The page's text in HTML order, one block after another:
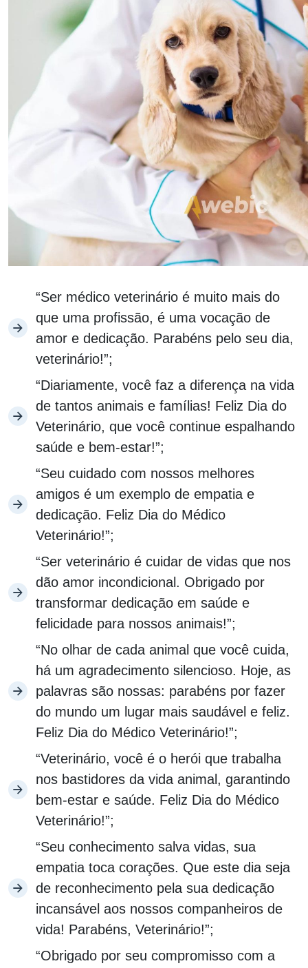
“Ser médico veterinário é muito mais do
que uma profissão, é uma vocação de
amor e dedicação. Parabéns pelo seu dia,
veterinário!”;
“Diariamente, você faz a diferença na vida
de tantos animais e famílias! Feliz Dia do
Veterinário, que você continue espalhando
saúde e bem-estar!”;
“Seu cuidado com nossos melhores
amigos é um exemplo de empatia e
dedicação. Feliz Dia do Médico
Veterinário!”;
“Ser veterinário é cuidar de vidas que nos
dão amor incondicional. Obrigado por
transformar dedicação em saúde e
felicidade para nossos animais!”;
“No olhar de cada animal que você cuida,
há um agradecimento silencioso. Hoje, as
palavras são nossas: parabéns por fazer
do mundo um lugar mais saudável e feliz.
Feliz Dia do Médico Veterinário!”;
“Veterinário, você é o herói que trabalha
nos bastidores da vida animal, garantindo
bem-estar e saúde. Feliz Dia do Médico
Veterinário!”;
“Seu conhecimento salva vidas, sua
empatia toca corações. Que este dia seja
de reconhecimento pela sua dedicação
incansável aos nossos companheiros de
vida! Parabéns, Veterinário!”;
“Obrigado por seu compromisso com a